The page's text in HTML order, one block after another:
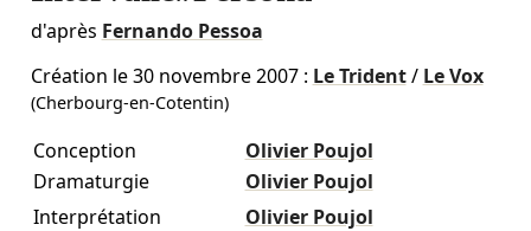
d'après Fernando Pessoa
Création le30 novembre 2007: Le Trident/ Le Vox
(Cherbourg-en-Cotentin)
Conception
Olivier Poujol
Dramaturgie
Olivier Poujol
Interprétation
Olivier Poujol